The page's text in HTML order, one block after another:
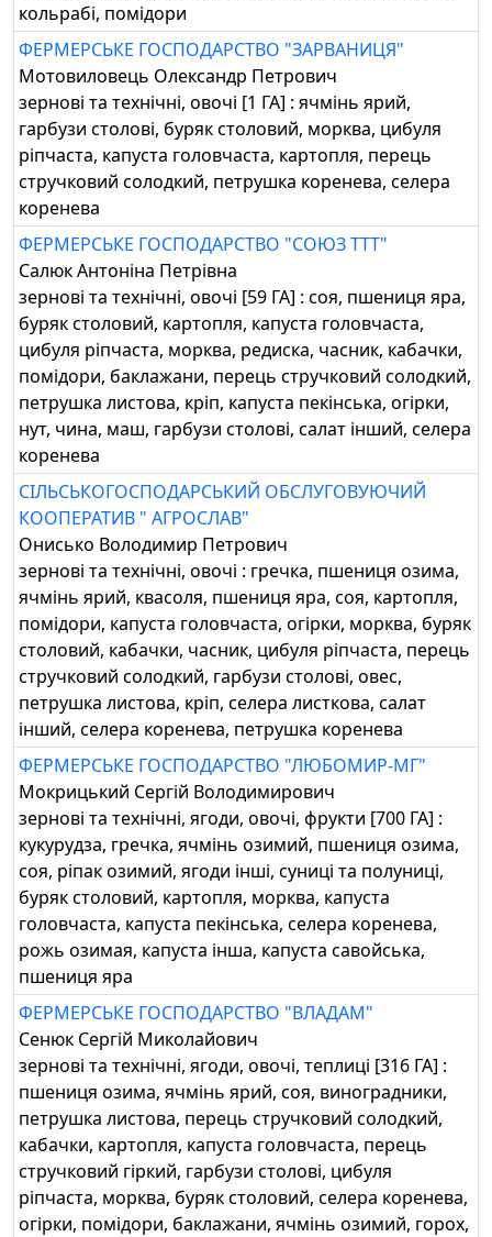
кольрабі, помідори
ФЕРМЕРСЬКЕ ГОСПОДАРСТВО "ЗАРВАНИЦЯ"
Мотовиловець Олександр Петрович
зернові та технічні, овочі [1 ГА] : ячмінь ярий,
гарбузи столові, буряк столовий, морква, цибуля
ріпчаста, капуста головчаста, картопля, перець
стручковий солодкий, петрушка коренева, селера
коренева
ФЕРМЕРСЬКЕ ГОСПОДАРСТВО "СОЮЗ ТТТ"
Салюк Антоніна Петрівна
зернові та технічні, овочі [59 ГА] : соя, пшениця яра,
буряк столовий, картопля, капуста головчаста,
цибуля ріпчаста, морква, редиска, часник, кабачки,
помідори, баклажани, перець стручковий солодкий,
петрушка листова, кріп, капуста пекінська, огірки,
нут, чина, маш, гарбузи столові, салат інший, селера
коренева
СІЛЬСЬКОГОСПОДАРСЬКИЙ ОБСЛУГОВУЮЧИЙ
КООПЕРАТИВ " АГРОСЛАВ"
Онисько Володимир Петрович
зернові та технічні, овочі : гречка, пшениця озима,
ячмінь ярий, квасоля, пшениця яра, соя, картопля,
помідори, капуста головчаста, огірки, морква, буряк
столовий, кабачки, часник, цибуля ріпчаста, перець
стручковий солодкий, гарбузи столові, овес,
петрушка листова, кріп, селера листкова, салат
інший, селера коренева, петрушка коренева
ФЕРМЕРСЬКЕ ГОСПОДАРСТВО "ЛЮБОМИР-МГ"
Мокрицький Сергій Володимирович
зернові та технічні, ягоди, овочі, фрукти [700 ГА] :
кукурудза, гречка, ячмінь озимий, пшениця озима,
соя, ріпак озимий, ягоди інші, суниці та полуниці,
буряк столовий, картопля, морква, капуста
головчаста, капуста пекінська, селера коренева,
рожь озимая, капуста інша, капуста савойська,
пшениця яра
ФЕРМЕРСЬКЕ ГОСПОДАРСТВО "ВЛАДАМ"
Сенюк Сергій Миколайович
зернові та технічні, ягоди, овочі, теплиці [316 ГА] :
пшениця озима, ячмінь ярий, соя, виноградники,
петрушка листова, перець стручковий солодкий,
кабачки, картопля, капуста головчаста, перець
стручковий гіркий, гарбузи столові, цибуля
ріпчаста, морква, буряк столовий, селера коренева,
огірки, помідори, баклажани, ячмінь озимий, горох,